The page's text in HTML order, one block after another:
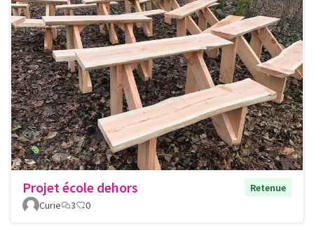
Projet école dehors
Retenue
Curie
3 0